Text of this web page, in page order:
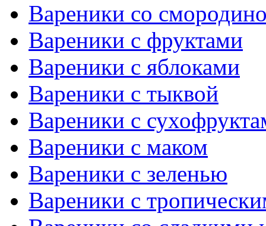
Вареники со
Вареники с фруктами
Вареники с яблоками
Вареники с тыквой
Вареники с
Вареники с маком
Вареники с зеленью
Вареники с